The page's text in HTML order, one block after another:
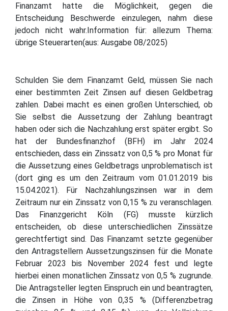
Finanzamt hatte die Möglichkeit, gegen die
Entscheidung Beschwerde einzulegen, nahm diese
jedoch nicht wahr.Information für: allezum Thema:
übrige Steuerarten(aus: Ausgabe 08/2025)
Schulden Sie dem Finanzamt Geld, müssen Sie nach
einer bestimmten Zeit Zinsen auf diesen Geldbetrag
zahlen. Dabei macht es einen großen Unterschied, ob
Sie selbst die Aussetzung der Zahlung beantragt
haben oder sich die Nachzahlung erst später ergibt. So
hat der Bundesfinanzhof (BFH) im Jahr 2024
entschieden, dass ein Zinssatz von 0,5 % pro Monat für
die Aussetzung eines Geldbetrags unproblematisch ist
(dort ging es um den Zeitraum vom 01.01.2019 bis
15.04.2021). Für Nachzahlungszinsen war in dem
Zeitraum nur ein Zinssatz von 0,15 % zu veranschlagen.
Das Finanzgericht Köln (FG) musste kürzlich
entscheiden, ob diese unterschiedlichen Zinssätze
gerechtfertigt sind. Das Finanzamt setzte gegenüber
den Antragstellern Aussetzungszinsen für die Monate
Februar 2023 bis November 2024 fest und legte
hierbei einen monatlichen Zinssatz von 0,5 % zugrunde.
Die Antragsteller legten Einspruch ein und beantragten,
die Zinsen in Höhe von 0,35 % (Differenzbetrag